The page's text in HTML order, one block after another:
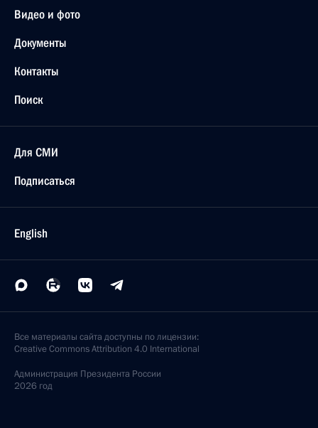
Видео и фото
Документы
Контакты
Поиск
Для СМИ
Подписаться
English
Все материалы сайта доступны по лицензии:
Creative Commons Attribution 4.0 International
Администрация Президента России
2026 год